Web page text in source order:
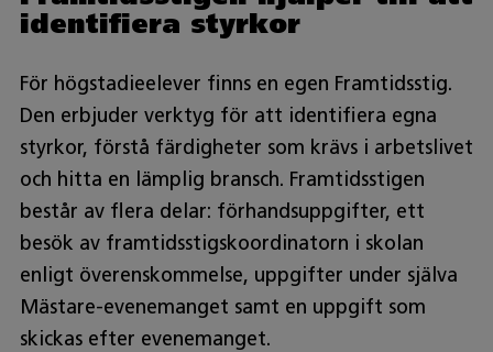
identifiera styrkor
För högstadieelever finns en egen Framtidsstig.
Den erbjuder verktyg för att identifiera egna
styrkor, förstå färdigheter som krävs i arbetslivet
och hitta en lämplig bransch. Framtidsstigen
består av flera delar: förhandsuppgifter, ett
besök av framtidsstigskoordinatorn i skolan
enligt överenskommelse, uppgifter under själva
Mästare-evenemanget samt en uppgift som
skickas efter evenemanget.